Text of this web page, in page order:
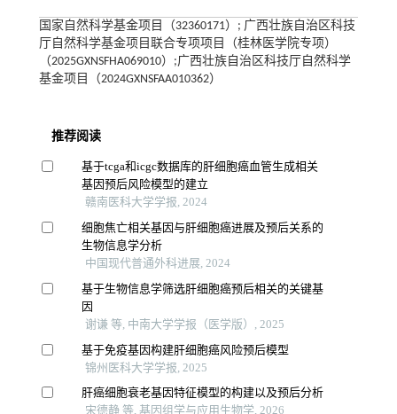
国家自然科学基金项目（32360171）; 广西壮族自治区科技
厅自然科学基金项目联合专项项目（桂林医学院专项）
（2025GXNSFHA069010）;广西壮族自治区科技厅自然科学
基金项目（2024GXNSFAA010362）